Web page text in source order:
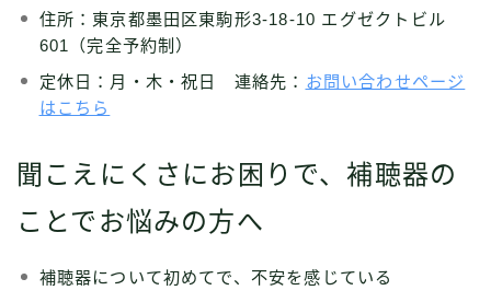
住所：東京都墨田区東駒形3-18-10 エグゼクトビル
601（完全予約制）
定休日：月・木・祝日 連絡先： お問い合わせページ
はこちら
聞こえにくさにお困りで、補聴器の
ことでお悩みの方へ
補聴器について初めてで、不安を感じている